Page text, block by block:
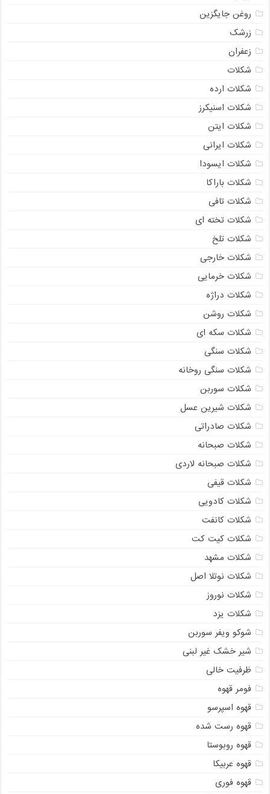
روغن جایگزین
زرشک
زعفران
شکلات
شکلات ارده
شکلات اسنیکرز
شکلات ایتن
شکلات ایرانی
شکلات ایسودا
شکلات باراکا
شکلات تافی
شکلات تخته ای
شکلات تلخ
شکلات خارجی
شکلات خرمایی
شکلات دراژه
شکلات روشن
شکلات سکه ای
شکلات سنگی
شکلات سنگی روخانه
شکلات سوربن
شکلات شیرین عسل
شکلات صادراتی
شکلات صبحانه
شکلات صبحانه لاردی
شکلات قیفی
شکلات کادویی
شکلات کانفت
شکلات کیت کت
شکلات مشهد
شکلات نوتلا اصل
شکلات نوروز
شکلات یزد
شوکو ویفر سوربن
شیر خشک غیر لبنی
ظرفیت خالی
فومر قهوه
قهوه اسپرسو
قهوه رست شده
قهوه روبوستا
قهوه عربیکا
قهوه فوری